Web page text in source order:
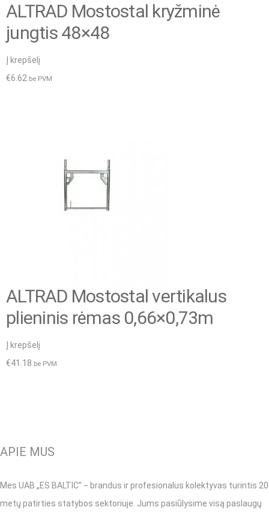
ALTRAD Mostostal kryžminė
jungtis 48×48
Į krepšelį
€6.62 be PVM
ALTRAD Mostostal vertikalus
plieninis rėmas 0,66×0,73m
Į krepšelį
€41.18 be PVM
APIE MUS
Mes UAB „ES BALTIC” − brandus ir profesionalus kolektyvas turintis 20
metų patirties statybos sektoriuje. Jums pasiūlysime visą paslaugų